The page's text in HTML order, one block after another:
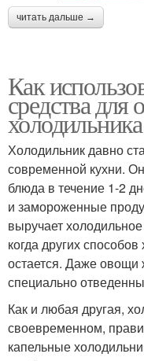
читать дальше →
Как
средства для
Холодильник давно
современной кухни.
блюда в течение 1-2
и замороженные
выручает
когда других
остается. Даже овощи
специально
Как и любая другая,
своевременном,
капельные